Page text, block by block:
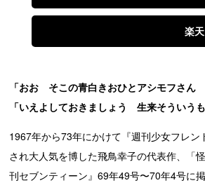
楽
「おお そこの青白きおひとアシモフさ
「いえよしておきましょう 生来そういう
1967年から73年にかけて『週刊少女フレ
され大人気を博した飛鳥幸子の代表作、「
刊セブンティーン』69年49号〜70年4号に